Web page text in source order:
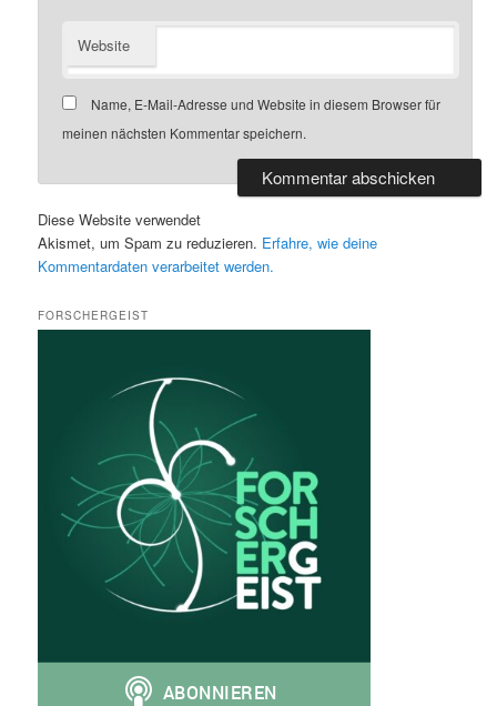
Website
Name, E-Mail-Adresse und Website in diesem Browser für
meinen nächsten Kommentar speichern.
Diese Website verwendet
Akismet, um Spam zu reduzieren. Erfahre, wie deine
Kommentardaten verarbeitet werden.
FORSCHERGEIST